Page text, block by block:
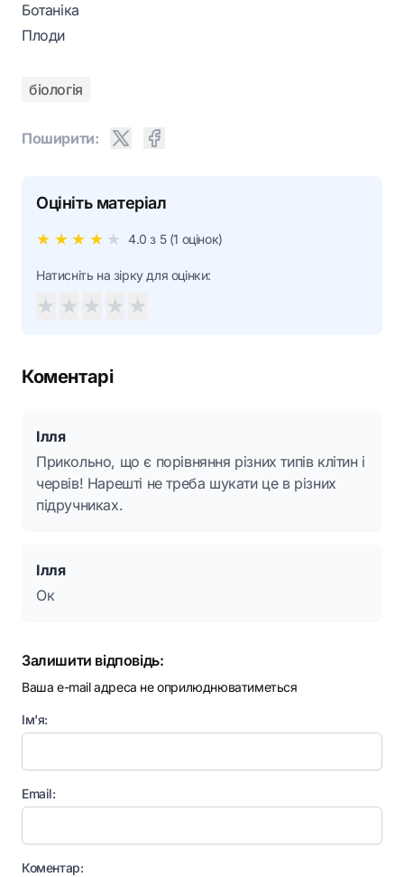
Ботаніка
Плоди
біологія
Поширити:
Оцініть матеріал
★ ★ ★ ★ ★ 4.0 з 5 (1 оцінок)
Натисніть на зірку для оцінки:
★ ★ ★ ★ ★
Коментарі
Ілля
Прикольно, що є порівняння різних типів клітин і
червів! Нарешті не треба шукати це в різних
підручниках.
Ілля
Ок
Залишити відповідь:
Ваша e-mail адреса не оприлюднюватиметься
Ім'я:
Email:
Коментар: